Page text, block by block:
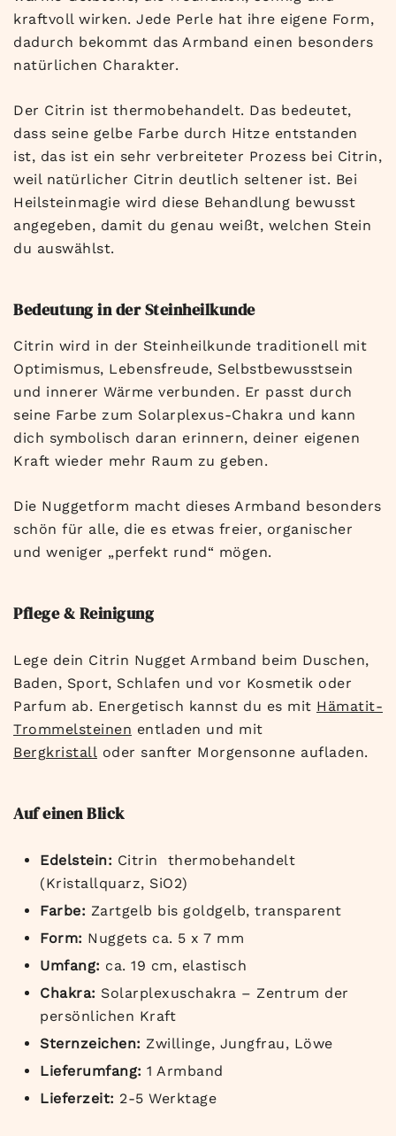
kraftvoll wirken. Jede Perle hat ihre eigene Form,
dadurch bekommt das Armband einen besonders
natürlichen Charakter.
Der Citrin ist thermobehandelt. Das bedeutet,
dass seine gelbe Farbe durch Hitze entstanden
ist, das ist ein sehr verbreiteter Prozess bei Citrin,
weil natürlicher Citrin deutlich seltener ist. Bei
Heilsteinmagie wird diese Behandlung bewusst
angegeben, damit du genau weißt, welchen Stein
du auswählst.
Bedeutung in der Steinheilkunde
Citrin wird in der Steinheilkunde traditionell mit
Optimismus, Lebensfreude, Selbstbewusstsein
und innerer Wärme verbunden. Er passt durch
seine Farbe zum Solarplexus-Chakra und kann
dich symbolisch daran erinnern, deiner eigenen
Kraft wieder mehr Raum zu geben.
Die Nuggetform macht dieses Armband besonders
schön für alle, die es etwas freier, organischer
und weniger „perfekt rund“ mögen.
Pflege & Reinigung
Lege dein Citrin Nugget Armband beim Duschen,
Baden, Sport, Schlafen und vor Kosmetik oder
Parfum ab. Energetisch kannst du es mit Hämatit-
Trommelsteinen entladen und mit
Bergkristall oder sanfter Morgensonne aufladen.
Auf einen Blick
Edelstein: Citrin thermobehandelt
(Kristallquarz, SiO2)
Farbe: Zartgelb bis goldgelb, transparent
Form: Nuggets ca. 5 x 7 mm
Umfang: ca. 19 cm, elastisch
Chakra: Solarplexuschakra – Zentrum der
persönlichen Kraft
Sternzeichen: Zwillinge, Jungfrau, Löwe
Lieferumfang: 1 Armband
Lieferzeit: 2-5 Werktage